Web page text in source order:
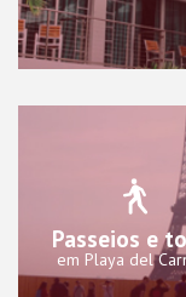
Passeios e
em Playa del